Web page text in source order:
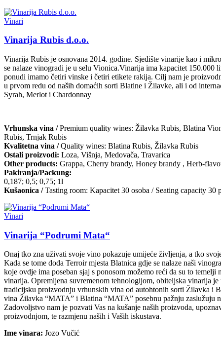
Vinari
Vinarija Rubis d.o.o.
Vinarija Rubis je osnovana 2014. godine. Sjedište vinarije kao i
se nalaze vinogradi je u selu Vionica.Vinarija ima kapacitet 150.000
ponudi imamo četiri vinske i četiri etikete rakija. Cilj nam je
u prvom redu od naših domaćih sorti Blatine i Žilavke, ali i od
Syrah, Merlot i Chardonnay
Vrhunska vina /Premium quality wines: Žilavka Rubis, Blatina
Rubis, Trnjak Rubis
Kvalitetna vina /Quality wines: Blatina Rubis, Žilavka Rubis
Ostali proizvodi: Loza, Višnja, Medovača, Travarica
Other products: Grappa, Cherry brandy, Honey brandy , Herb-
Pakiranja/Packung:
0,187; 0,5; 0,75; 1l
Kušaonica /Tasting room: Kapacitet 30 osoba / Seating capacity 30
Vinari
Vinarija “Podrumi Mata“
Onaj tko zna uživati svoje vino pokazuje umijeće življenja, a tko
Kada se tome doda Terroir mjesta Blatnica gdje se nalaze naši
koje ovdje ima poseban sjaj s ponosom možemo reći da su to temelji
vinarija. Opremljena suvremenom tehnologijom, obiteljska vinarija je
tradicijsku proizvodnju vrhunskih vina od autohtonih sorti Žilavka i
vina Žilavka “MATA” i Blatina “MATA” posebnu pažnju zaslužuju
Zadovoljstvo nam je pozvati Vas na kušanje naših proizvoda,
proizvodnjom, te razmjenu naših i Vaših iskustava.
Ime vinara: Jozo Vučić